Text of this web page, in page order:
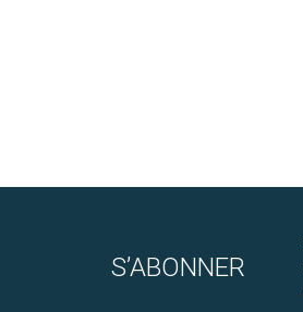
S’ABONNER